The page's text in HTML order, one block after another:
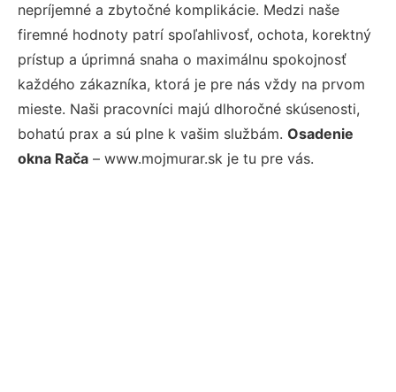
nepríjemné a zbytočné komplikácie. Medzi naše
firemné hodnoty patrí spoľahlivosť, ochota, korektný
prístup a úprimná snaha o maximálnu spokojnosť
každého zákazníka, ktorá je pre nás vždy na prvom
mieste. Naši pracovníci majú dlhoročné skúsenosti,
bohatú prax a sú plne k vašim službám. Osadenie
okna Rača – www.mojmurar.sk je tu pre vás.